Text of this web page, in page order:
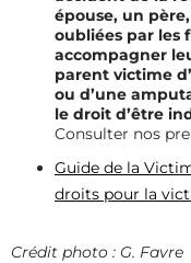
épouse, un
oubliées par les
accompagner
parent victime
ou d’une
le droit d’être
Consulter nos
Guide de la
droits pour la
Crédit photo : G. Favre